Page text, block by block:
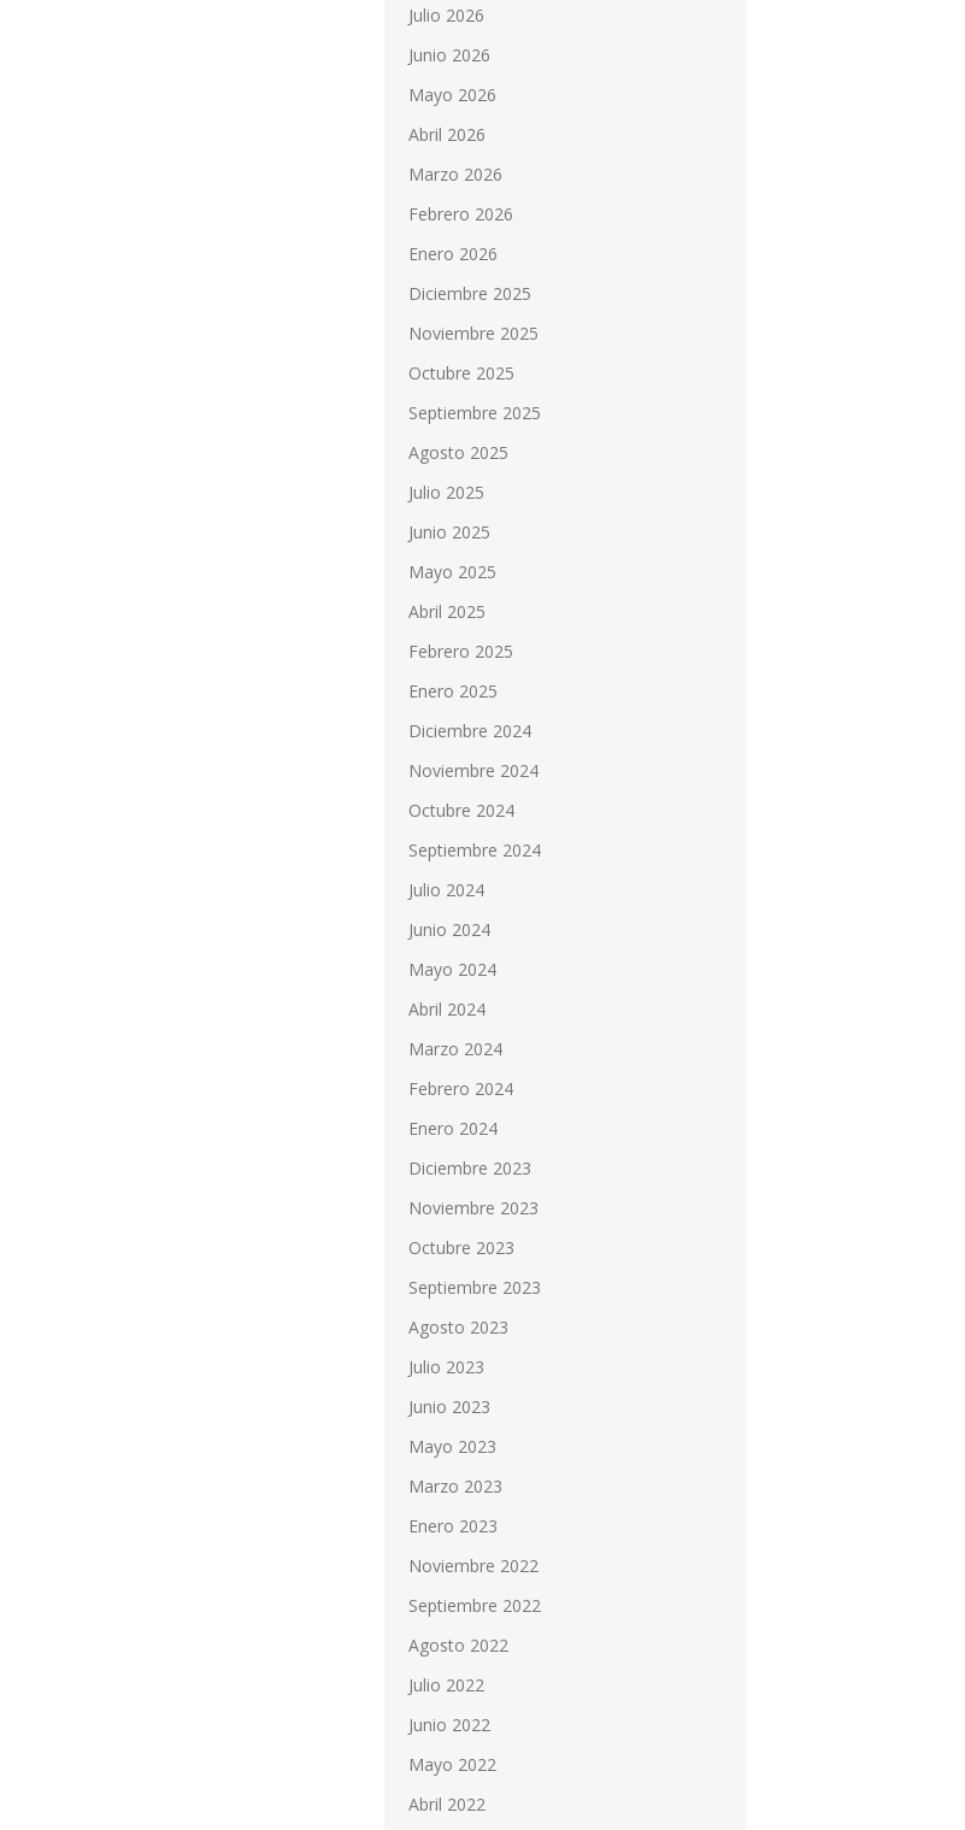
Julio 2026
Junio 2026
Mayo 2026
Abril 2026
Marzo 2026
Febrero 2026
Enero 2026
Diciembre 2025
Noviembre 2025
Octubre 2025
Septiembre 2025
Agosto 2025
Julio 2025
Junio 2025
Mayo 2025
Abril 2025
Febrero 2025
Enero 2025
Diciembre 2024
Noviembre 2024
Octubre 2024
Septiembre 2024
Julio 2024
Junio 2024
Mayo 2024
Abril 2024
Marzo 2024
Febrero 2024
Enero 2024
Diciembre 2023
Noviembre 2023
Octubre 2023
Septiembre 2023
Agosto 2023
Julio 2023
Junio 2023
Mayo 2023
Marzo 2023
Enero 2023
Noviembre 2022
Septiembre 2022
Agosto 2022
Julio 2022
Junio 2022
Mayo 2022
Abril 2022